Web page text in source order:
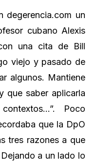
degerencia.com un
cubano Alexis
una cita de Bill
viejo y pasado de
algunos. Mantiene
que saber aplicarla
Poco
que la DpO
tres razones a que
a un lado lo